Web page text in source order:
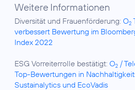
Weitere Informationen
Diversität und Frauenförderung: O2
verbessert Bewertung im
Index 2022
ESG Vorreiterrolle bestätigt: O2 /
Top-Bewertungen in
Sustainalytics und EcoVadis